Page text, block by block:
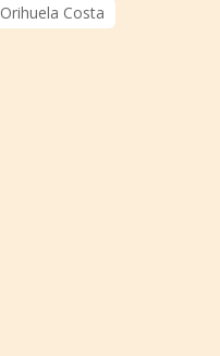
Orihuela Costa